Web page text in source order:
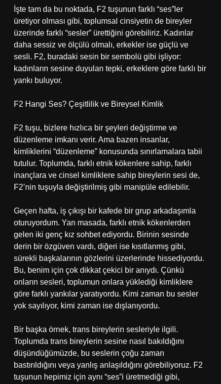
İşte tam da bu noktada, F2 tuşunun farklı “ses”ler
üretiyor olması gibi, toplumsal cinsiyetin de bireyler
üzerinde farklı “sesler” ürettiğini görebiliriz. Kadınlar
daha sessiz ve ölçülü olmalı, erkekler ise güçlü ve
sesli. F2, buradaki sesin bir sembolü gibi işliyor:
kadınların sesine duyulan tepki, erkeklere göre farklı bir
yankı buluyor.
F2 Hangi Ses? Çeşitlilik ve Bireysel Kimlik
F2 tuşu, bizlere hızlıca bir şeyleri değiştirme ve
düzenleme imkanı verir. Ama bazen insanlar,
kimliklerini “düzenleme” konusunda sınırlamalara tabii
tutulur. Toplumda, farklı etnik kökenlere sahip, farklı
inançlara ve cinsel kimliklere sahip bireylerin sesi de,
F2’nin tuşuyla değiştirilmiş gibi manipüle edilebilir.
Geçen hafta, iş çıkışı bir kafede bir grup arkadaşımla
oturuyordum. Yan masada, farklı etnik kökenlerden
gelen iki genç kız sohbet ediyordu. Birinin sesinde
derin bir özgüven vardı, diğeri ise kısıtlanmış gibi,
sürekli başkalarının gözlerini üzerlerinde hissediyordu.
Bu, benim için çok dikkat çekici bir anıydı. Çünkü
onların sesleri, toplumun onlara yüklediği kimliklere
göre farklı yankılar yaratıyordu. Kimi zaman bu sesler
yok sayılıyor, kimi zaman ise dışlanıyordu.
Bir başka örnek, trans bireylerin sesleriyle ilgili.
Toplumda trans bireylerin sesine nasıl bakıldığını
düşündüğümüzde, bu seslerin çoğu zaman
bastırıldığını veya yanlış anlaşıldığını görebiliyoruz. F2
tuşunun hepimiz için aynı “ses”i üretmediği gibi,